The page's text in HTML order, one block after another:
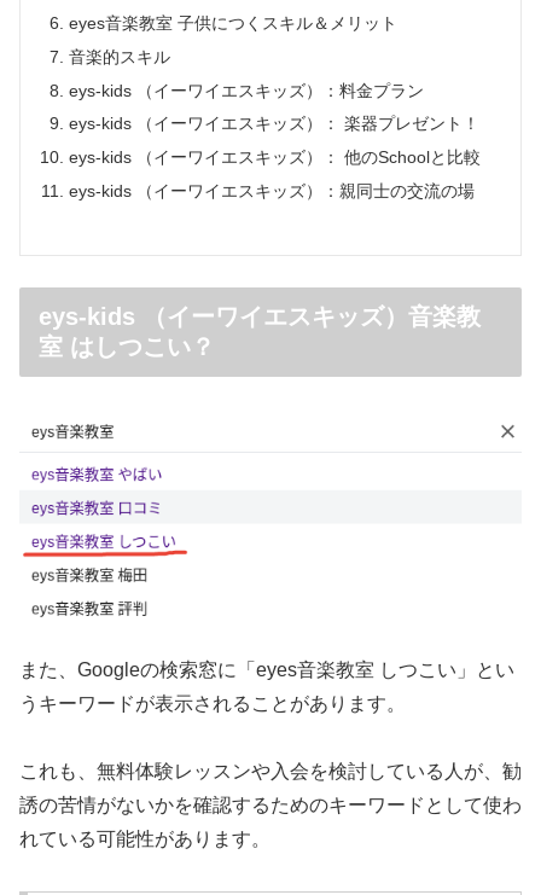
eyes音楽教室 子供につくスキル＆メリット
音楽的スキル
eys-kids （イーワイエスキッズ）：料金プラン
eys-kids （イーワイエスキッズ）： 楽器プレゼント！
eys-kids （イーワイエスキッズ）： 他のSchoolと比較
eys-kids （イーワイエスキッズ）：親同士の交流の場
eys-kids （イーワイエスキッズ）音楽教
室 はしつこい？
また、Googleの検索窓に「eyes音楽教室 しつこい」とい
うキーワードが表示されることがあります。
これも、無料体験レッスンや入会を検討している人が、勧
誘の苦情がないかを確認するためのキーワードとして使わ
れている可能性があります。